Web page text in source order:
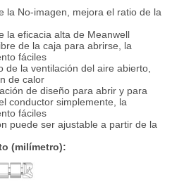
la No-imagen, mejora el ratio de la
la eficacia alta de Meanwell
de la caja para abrirse, la
fáciles
de la ventilación del aire abierto,
de calor
de diseño para abrir y para
conductor simplemente, la
fáciles
puede ser ajustable a partir de la
(milímetro):